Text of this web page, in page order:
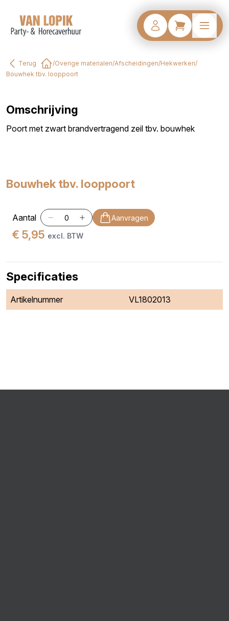
Terug
Home
/Overige materialen/Afscheidingen/Hekwerken/
Bouwhek tbv. looppoort
Omschrijving
Poort met zwart brandvertragend zeil tbv. bouwhek
Bouwhek tbv. looppoort
Aantal Aanvragen
€ 5,95 excl. BTW
Specificaties
Artikelnummer VL1802013